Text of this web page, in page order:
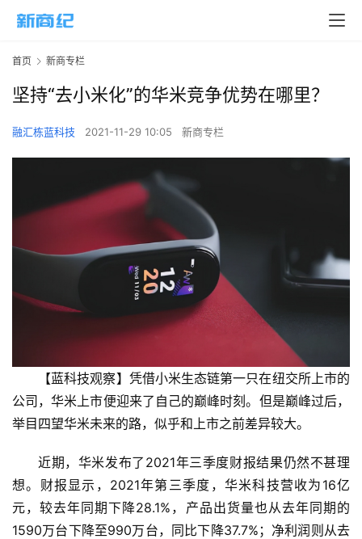
首页 新商专栏
坚持“去小米化”的华米竞争优势在哪里？
融汇栋蓝科技 2021-11-29 10:05 新商专栏
【蓝科技观察】凭借小米生态链第一只在纽交所上市的
公司，华米上市便迎来了自己的巅峰时刻。但是巅峰过后，
举目四望华米未来的路，似乎和上市之前差异较大。
近期，华米发布了2021年三季度财报结果仍然不甚理
想。财报显示，2021年第三季度，华米科技营收为16亿
元，较去年同期下降28.1%，产品出货量也从去年同期的
1590万台下降至990万台，同比下降37.7%；净利润则从去